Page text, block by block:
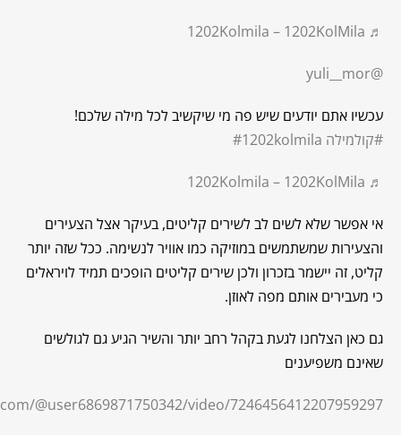
♬ 1202Kolmila – 1202KolMila
@yuli__mor
עכשיו אתם יודעים שיש פה מי שיקשיב לכל מילה שלכם!
#קולמילה #1202kolmila
♬ 1202Kolmila – 1202KolMila
אי אפשר שלא לשים לב לשירים קליטים, בעיקר אצל הצעירים
והצעירות שמשתמשים במוזיקה כמו אוויר לנשימה. ככל שזה יותר
קליט, זה יישמר בזכרון ולכן שירים קליטים הופכים תמיד לויראלים
כי מעבירים אותם מפה לאוזן.
גם כאן הצלחנו לגעת בקהל רחב יותר והשיר הגיע גם לגולשים
שאינם משפיענים
@user6869871750342/video/7246456412207959297